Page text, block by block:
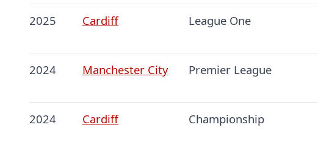
2025 Cardiff League One
2024 Manchester City Premier League
2024 Cardiff Championship